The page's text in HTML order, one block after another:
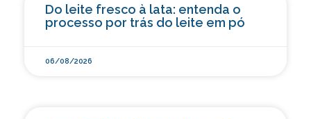
Do leite fresco à lata: entenda o
processo por trás do leite em pó
06/08/2026